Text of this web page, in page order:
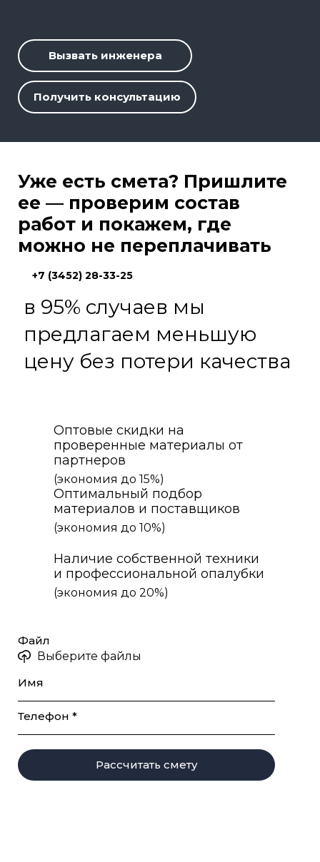
Получить консультацию
Вызвать инженера
Файл
Выберите файлы
Имя
Телефон *
Рассчитать смету
Наличие собственной техники
и профессиональной опалубки
(экономия до 20%)
Оптимальный подбор
материалов и поставщиков
(экономия до 10%)
Оптовые скидки на
проверенные материалы от
партнеров
(экономия до 15%)
в 95% случаев мы
предлагаем меньшую
цену без потери качества
Уже есть смета? Пришлите
ее — проверим состав
работ и покажем, где
можно не переплачивать
+7 (3452) 28-33-25